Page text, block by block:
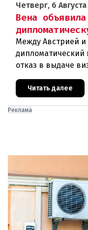
Четверг, 6
Вена
Между Австрией и
отказ в выдаче
сотрудникам
международных
Читать далее
Реклама